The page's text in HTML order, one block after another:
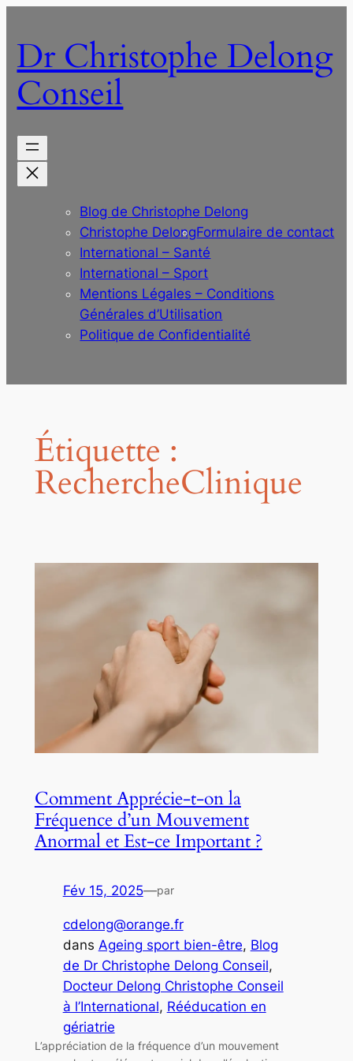
contenu
Dr Christophe Delong
Conseil
Blog de Christophe Delong
Christophe DelongFormulaire de contact
International – Santé
International – Sport
Mentions Légales – Conditions
Générales d’Utilisation
Politique de Confidentialité
Étiquette :
RechercheClinique
Comment Apprécie-t-on la
Fréquence d’un Mouvement
Anormal et Est-ce Important ?
Fév 15, 2025—par
cdelong@orange.fr
dans Ageing sport bien-être, Blog
de Dr Christophe Delong Conseil
Docteur Delong Christophe Conseil
à l’International, Rééducation en
gériatrie
L’appréciation de la fréquence d’un mouvement